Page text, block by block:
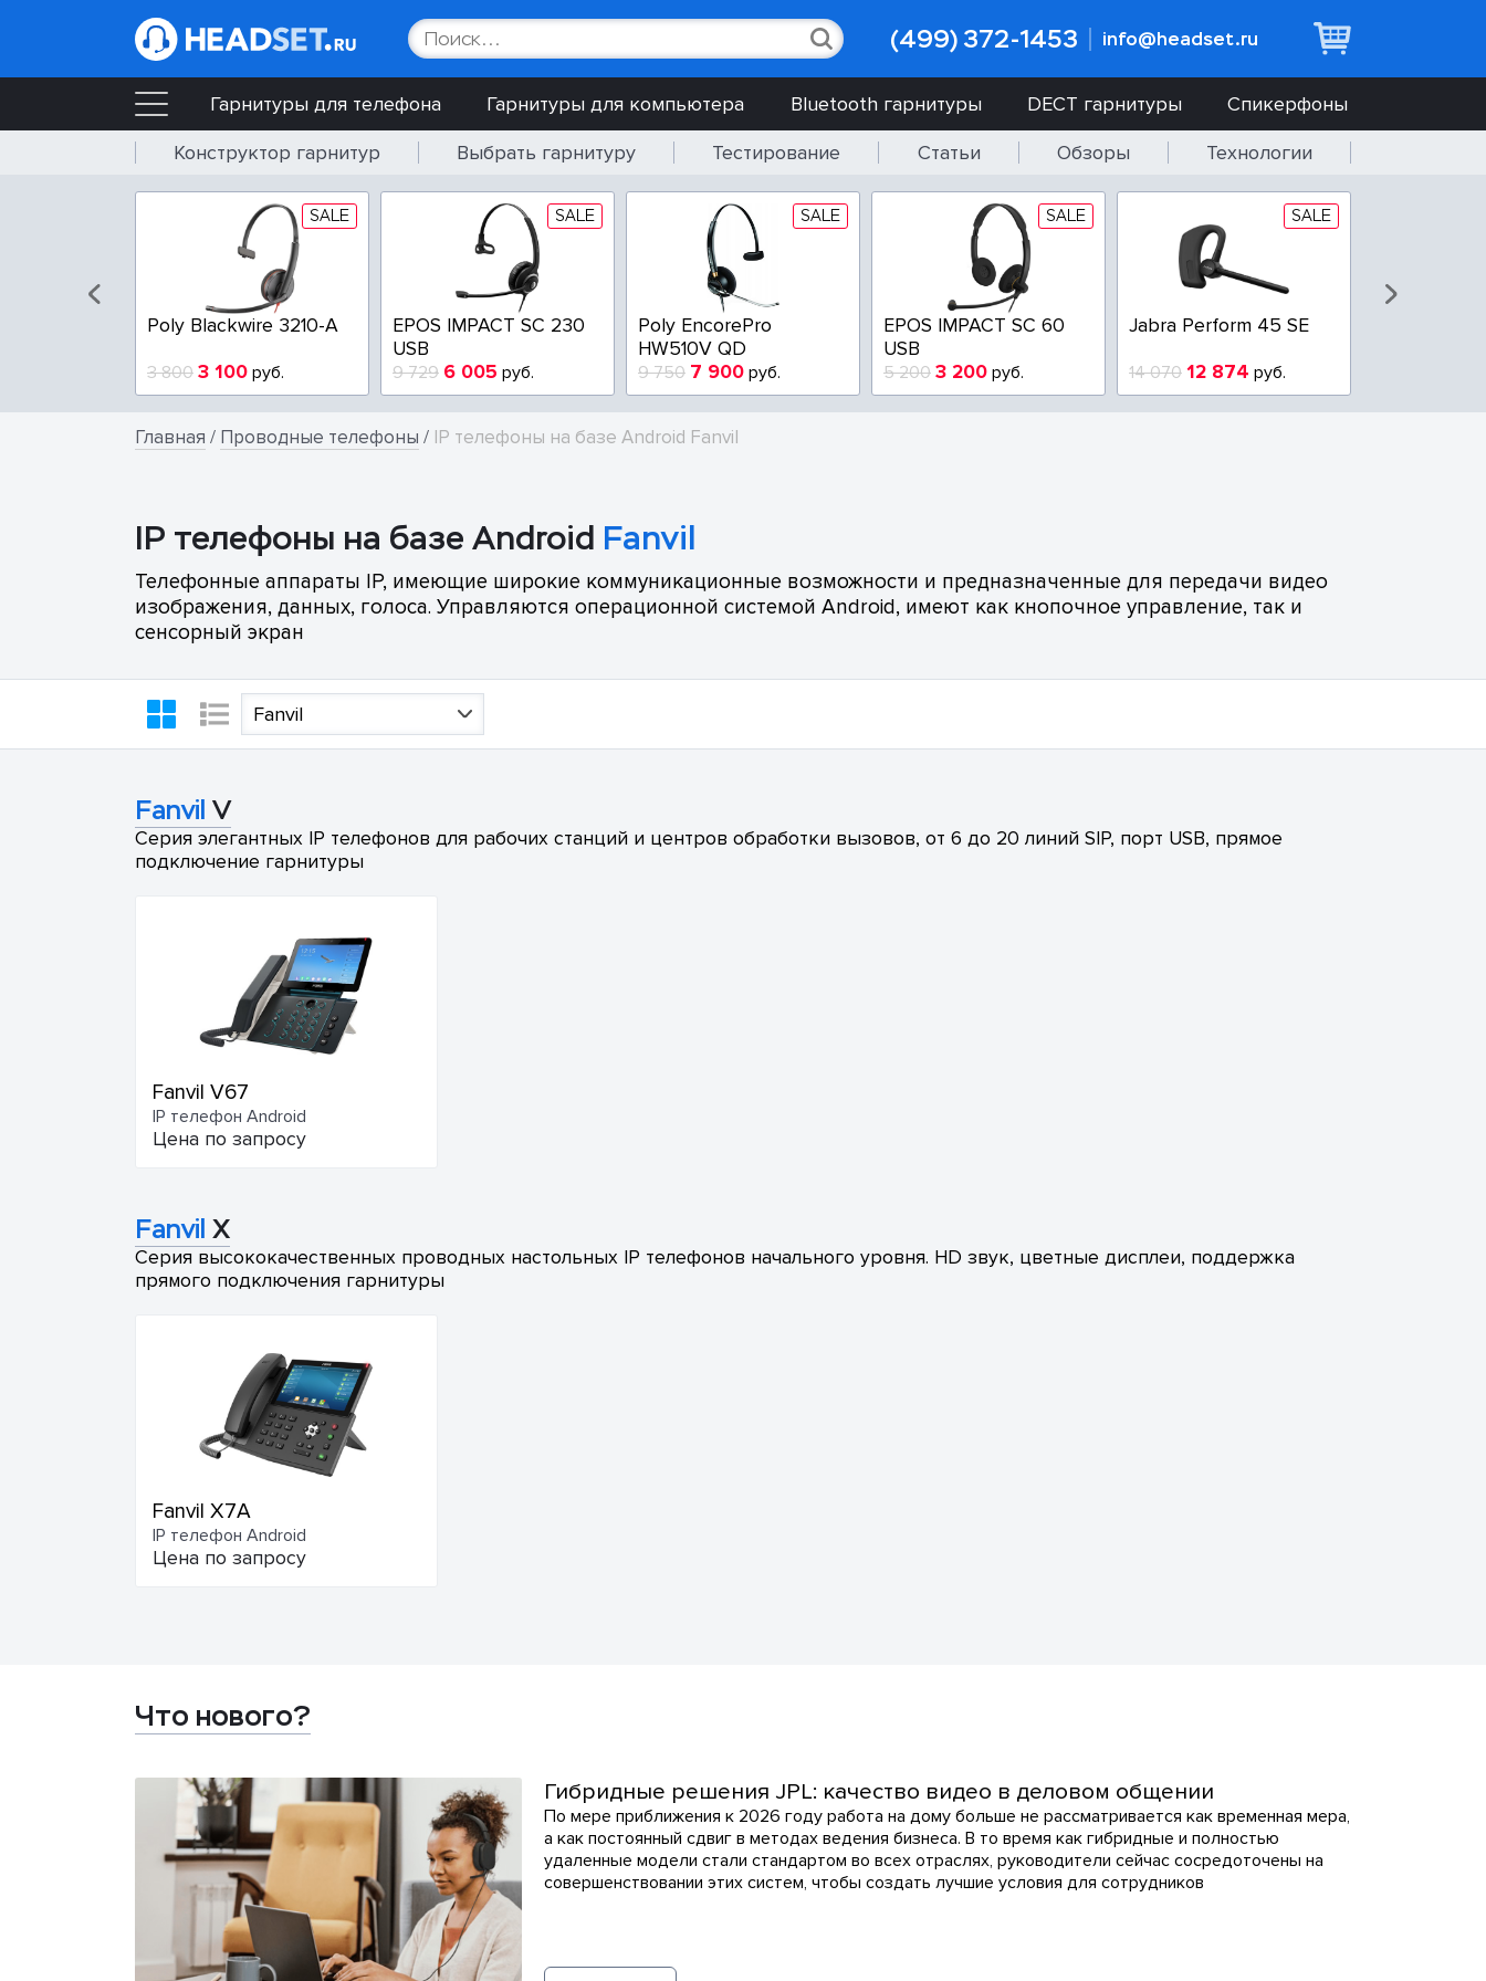
(499) 372-1453 info@headset.ru
Гарнитуры для телефона Гарнитуры для компьютера Bluetooth гарнитуры DECT гарнитуры
Спикерфоны
Конструктор гарнитур
Выбрать гарнитуру Тестирование Статьи Обзоры Технологии
SALE
Poly Blackwire 3210-A
3 800 3 100 руб.
SALE
EPOS IMPACT SC 230
USB
9 729 6 005 руб.
SALE
Poly EncorePro
HW510V QD
9 750 7 900 руб.
SALE
EPOS IMPACT SC 60
USB
5 200 3 200 руб.
SALE
Jabra Perform 45 SE
14 070 12 874 руб.
Главная / Проводные телефоны / IP телефоны на базе Android Fanvil
IP телефоны на базе Android Fanvil
Телефонные аппараты IP, имеющие широкие коммуникационные возможности и предназначенные для передачи видео
изображения, данных, голоса. Управляются операционной системой Android, имеют как кнопочное управление, так и
сенсорный экран
Fanvil
Fanvil V
Серия элегантных IP телефонов для рабочих станций и центров обработки вызовов, от 6 до 20 линий SIP, порт USB, прямое
подключение гарнитуры
Fanvil V67
IP телефон Android
Цена по запросу
Fanvil X
Серия высококачественных проводных настольных IP телефонов начального уровня. HD звук, цветные дисплеи, поддержка
прямого подключения гарнитуры
Fanvil X7A
IP телефон Android
Цена по запросу
Что нового?
Гибридные решения JPL: качество видео в деловом общении
По мере приближения к 2026 году работа на дому больше не рассматривается как временная мера,
а как постоянный сдвиг в методах ведения бизнеса. В то время как гибридные и полностью
удаленные модели стали стандартом во всех отраслях, руководители сейчас сосредоточены на
совершенствовании этих систем, чтобы создать лучшие условия для сотрудников